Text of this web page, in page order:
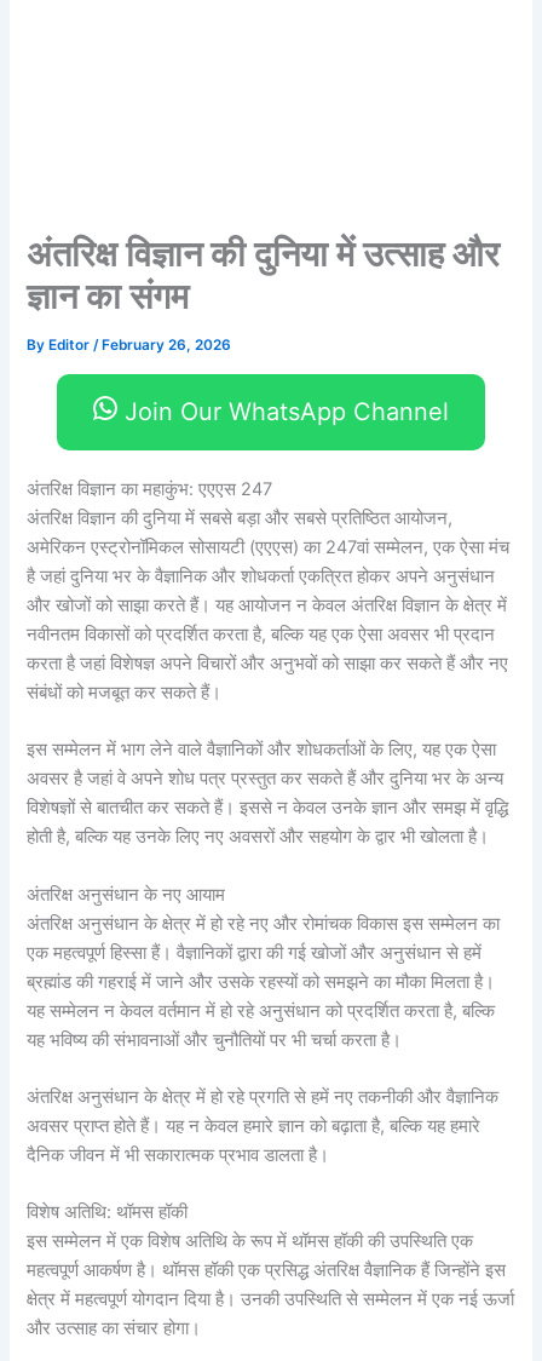
अंतरिक्ष विज्ञान की दुनिया में उत्साह और
ज्ञान का संगम
By Editor/ February 26, 2026
Join Our WhatsApp Channel
अंतरिक्ष विज्ञान का महाकुंभ: एएएस 247
अंतरिक्ष विज्ञान की दुनिया में सबसे बड़ा और सबसे प्रतिष्ठित आयोजन,
अमेरिकन एस्ट्रोनॉमिकल सोसायटी (एएएस) का 247वां सम्मेलन, एक ऐसा मंच
है जहां दुनिया भर के वैज्ञानिक और शोधकर्ता एकत्रित होकर अपने अनुसंधान
और खोजों को साझा करते हैं। यह आयोजन न केवल अंतरिक्ष विज्ञान के क्षेत्र में
नवीनतम विकासों को प्रदर्शित करता है, बल्कि यह एक ऐसा अवसर भी प्रदान
करता है जहां विशेषज्ञ अपने विचारों और अनुभवों को साझा कर सकते हैं और नए
संबंधों को मजबूत कर सकते हैं।
इस सम्मेलन में भाग लेने वाले वैज्ञानिकों और शोधकर्ताओं के लिए, यह एक ऐसा
अवसर है जहां वे अपने शोध पत्र प्रस्तुत कर सकते हैं और दुनिया भर के अन्य
विशेषज्ञों से बातचीत कर सकते हैं। इससे न केवल उनके ज्ञान और समझ में वृद्धि
होती है, बल्कि यह उनके लिए नए अवसरों और सहयोग के द्वार भी खोलता है।
अंतरिक्ष अनुसंधान के नए आयाम
अंतरिक्ष अनुसंधान के क्षेत्र में हो रहे नए और रोमांचक विकास इस सम्मेलन का
एक महत्वपूर्ण हिस्सा हैं। वैज्ञानिकों द्वारा की गई खोजों और अनुसंधान से हमें
ब्रह्मांड की गहराई में जाने और उसके रहस्यों को समझने का मौका मिलता है।
यह सम्मेलन न केवल वर्तमान में हो रहे अनुसंधान को प्रदर्शित करता है, बल्कि
यह भविष्य की संभावनाओं और चुनौतियों पर भी चर्चा करता है।
अंतरिक्ष अनुसंधान के क्षेत्र में हो रहे प्रगति से हमें नए तकनीकी और वैज्ञानिक
अवसर प्राप्त होते हैं। यह न केवल हमारे ज्ञान को बढ़ाता है, बल्कि यह हमारे
दैनिक जीवन में भी सकारात्मक प्रभाव डालता है।
विशेष अतिथि: थॉमस हॉकी
इस सम्मेलन में एक विशेष अतिथि के रूप में थॉमस हॉकी की उपस्थिति एक
महत्वपूर्ण आकर्षण है। थॉमस हॉकी एक प्रसिद्ध अंतरिक्ष वैज्ञानिक हैं जिन्होंने इस
क्षेत्र में महत्वपूर्ण योगदान दिया है। उनकी उपस्थिति से सम्मेलन में एक नई ऊर्जा
और उत्साह का संचार होगा।